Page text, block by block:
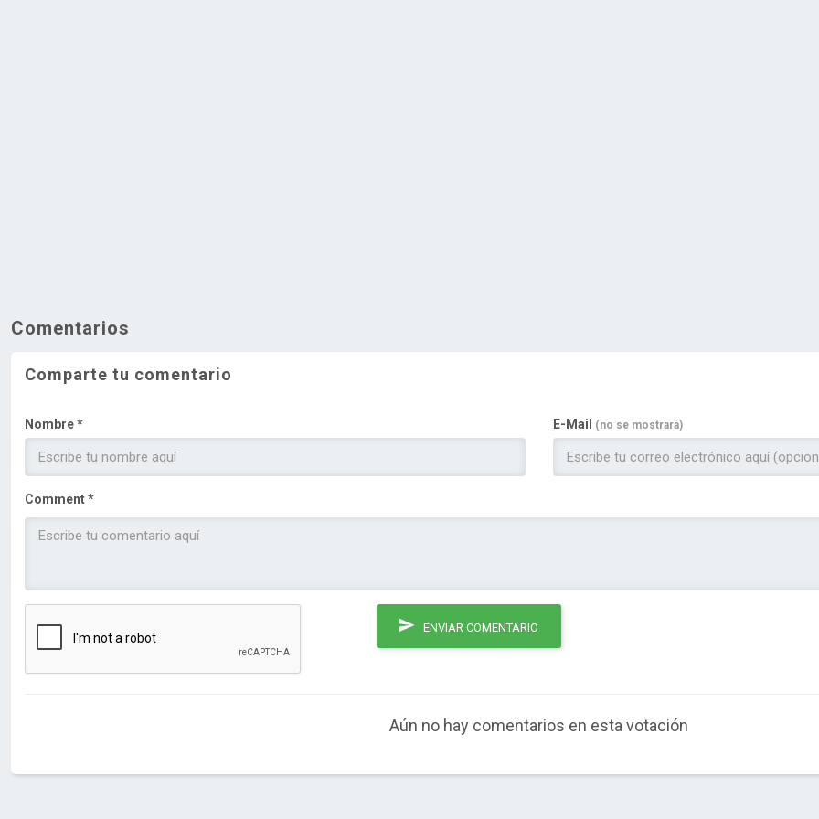
Comentarios
Comparte tu comentario
Nombre * E-Mail (no se mostrará)
Comment *
ENVIAR COMENTARIO
Aún no hay comentarios en esta votación